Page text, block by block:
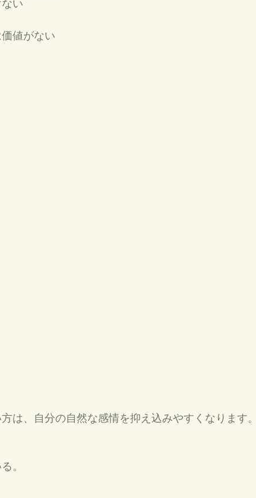
い
値がない
は、自分の自然な感情を抑え込みやすくなります。
。